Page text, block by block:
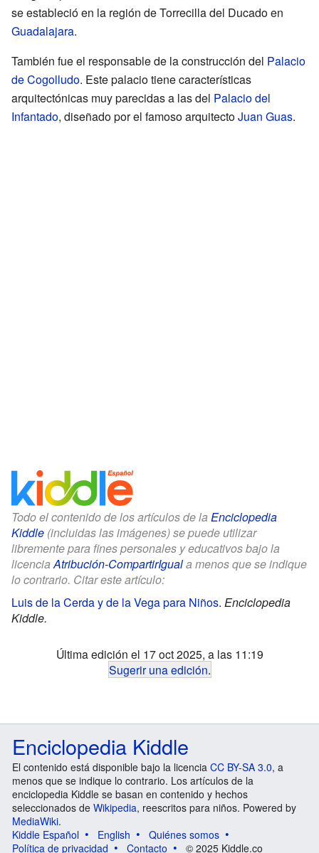
se estableció en la región de Torrecilla del Ducado en
Guadalajara.
También fue el responsable de la construcción del Palacio
de Cogolludo. Este palacio tiene características
arquitectónicas muy parecidas a las del Palacio del
Infantado, diseñado por el famoso arquitectoJuan Guas.
Todo el contenido de los artículos de la Enciclopedia
Kiddle (incluidas las imágenes) se puede utilizar
libremente para fines personales y educativos bajo la
licenciaAtribución-CompartirIguala menos que se indique
lo contrario. Citar este artículo:
Luis de la Cerda y de la Vega para Niños. Enciclopedia
Kiddle.
Última edición el 17 oct 2025, a las 11:19
Sugerir una edición.
Enciclopedia Kiddle
El contenido está disponible bajo la licencia CC BY-SA 3.0, a
menos que se indique lo contrario. Los artículos de la
enciclopedia Kiddle se basan en contenido y hechos
seleccionados de Wikipedia, reescritos para niños. Powered by
MediaWiki.
Kiddle Español
English
Quiénes somos
Política de privacidad
Contacto © 2025 Kiddle.co